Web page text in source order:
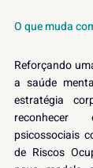
O que muda
Reforçando
a saúde
estratégia
psicossociais
de Riscos